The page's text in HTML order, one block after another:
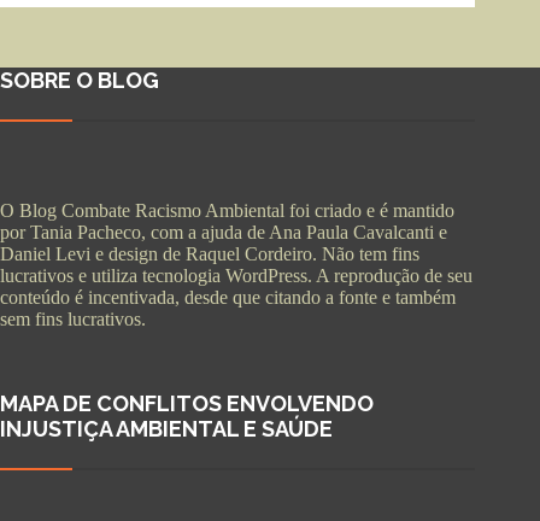
SOBRE O BLOG
O Blog Combate Racismo Ambiental foi criado e é mantido
por Tania Pacheco, com a ajuda de Ana Paula Cavalcanti e
Daniel Levi e design de Raquel Cordeiro. Não tem fins
lucrativos e utiliza tecnologia WordPress. A reprodução de seu
conteúdo é incentivada, desde que citando a fonte e também
sem fins lucrativos.
MAPA DE CONFLITOS ENVOLVENDO
INJUSTIÇA AMBIENTAL E SAÚDE